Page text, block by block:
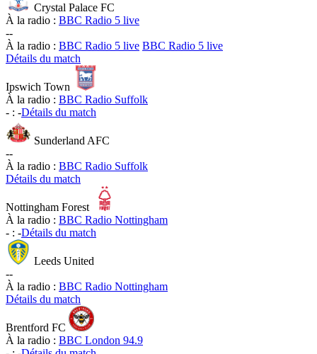
Crystal Palace FC
À la radio : BBC Radio 5 live
--
À la radio : BBC Radio 5 live BBC Radio 5 live
Détails du match
Ipswich Town
À la radio : BBC Radio Suffolk
- : -Détails du match
Sunderland AFC
--
À la radio : BBC Radio Suffolk
Détails du match
Nottingham Forest
À la radio : BBC Radio Nottingham
- : -Détails du match
Leeds United
--
À la radio : BBC Radio Nottingham
Détails du match
Brentford FC
À la radio : BBC London 94.9